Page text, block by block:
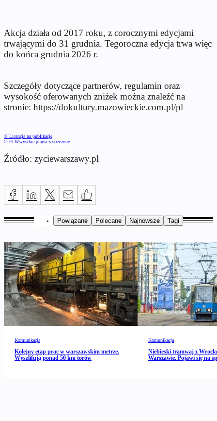
Akcja działa od 2017 roku, z corocznymi edycjami
trwającymi do 31 grudnia. Tegoroczna edycja trwa więc
do końca grudnia 2026 r.
Szczegóły dotyczące partnerów, regulamin oraz
wysokość oferowanych zniżek można znaleźć na
stronie: https://dokultury.mazowieckie.com.pl/pl
© Licencja na publikację
© ℗ Wszystkie prawa zastrzeżone
Źródło: zyciewarszawy.pl
Powiązane Polecane Najnowsze Tagi
Komunikacja
Kolejny etap prac w warszawskim metrze.
Wyszlifują ponad 50 km torów
Komunikacja
Niebieski tramwaj z
Warszawie. Pojawi się na